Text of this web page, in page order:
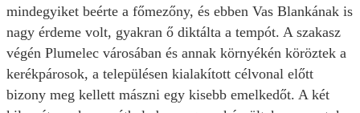
mindegyiket beérte a főmezőny, és ebben Vas Blankának is
nagy érdeme volt, gyakran ő diktálta a tempót. A szakasz
végén Plumelec városában és annak környékén köröztek a
kerékpárosok, a településen kialakított célvonal előtt
bizony meg kellett mászni egy kisebb emelkedőt. A két